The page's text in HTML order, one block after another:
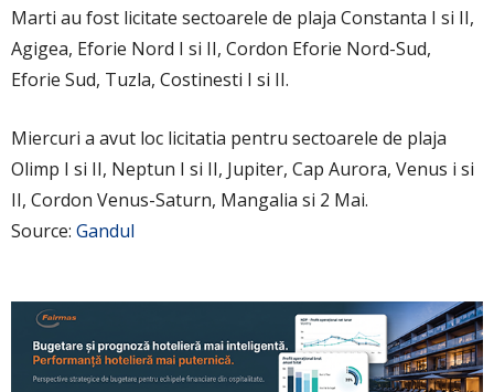
Marti au fost licitate sectoarele de plaja Constanta I si II,
Agigea, Eforie Nord I si II, Cordon Eforie Nord-Sud,
Eforie Sud, Tuzla, Costinesti I si II.
Miercuri a avut loc licitatia pentru sectoarele de plaja
Olimp I si II, Neptun I si II, Jupiter, Cap Aurora, Venus i si
II, Cordon Venus-Saturn, Mangalia si 2 Mai.
Source: Gandul